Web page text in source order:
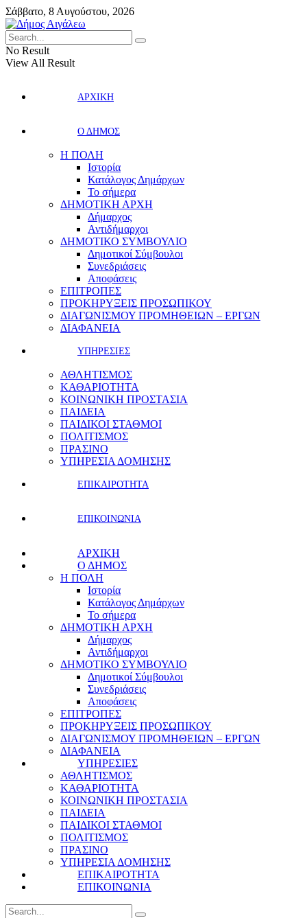
Σάββατο, 8 Αυγούστου, 2026
No Result
View All Result
ΑΡΧΙΚΗ
Ο ΔΗΜΟΣ
Η ΠΟΛΗ
Ιστορία
Κατάλογος Δημάρχων
Το σήμερα
ΔΗΜΟΤΙΚΗ ΑΡΧΗ
Δήμαρχος
Αντιδήμαρχοι
ΔΗΜΟΤΙΚΟ ΣΥΜΒΟΥΛΙΟ
Δημοτικοί Σύμβουλοι
Συνεδριάσεις
Αποφάσεις
ΕΠΙΤΡΟΠΕΣ
ΠΡΟΚΗΡΥΞΕΙΣ ΠΡΟΣΩΠΙΚΟΥ
ΔΙΑΓΩΝΙΣΜΟΥ ΠΡΟΜΗΘΕΙΩΝ – ΕΡΓΩΝ
ΔΙΑΦΑΝΕΙΑ
ΥΠΗΡΕΣΙΕΣ
ΑΘΛΗΤΙΣΜΟΣ
ΚΑΘΑΡΙΟΤΗΤΑ
ΚΟΙΝΩΝΙΚΗ ΠΡΟΣΤΑΣΙΑ
ΠΑΙΔΕΙΑ
ΠΑΙΔΙΚΟΙ ΣΤΑΘΜΟΙ
ΠΟΛΙΤΙΣΜΟΣ
ΠΡΑΣΙΝΟ
ΥΠΗΡΕΣΙΑ ΔΟΜΗΣΗΣ
ΕΠΙΚΑΙΡΟΤΗΤΑ
ΕΠΙΚΟΙΝΩΝΙΑ
ΑΡΧΙΚΗ
Ο ΔΗΜΟΣ
Η ΠΟΛΗ
Ιστορία
Κατάλογος Δημάρχων
Το σήμερα
ΔΗΜΟΤΙΚΗ ΑΡΧΗ
Δήμαρχος
Αντιδήμαρχοι
ΔΗΜΟΤΙΚΟ ΣΥΜΒΟΥΛΙΟ
Δημοτικοί Σύμβουλοι
Συνεδριάσεις
Αποφάσεις
ΕΠΙΤΡΟΠΕΣ
ΠΡΟΚΗΡΥΞΕΙΣ ΠΡΟΣΩΠΙΚΟΥ
ΔΙΑΓΩΝΙΣΜΟΥ ΠΡΟΜΗΘΕΙΩΝ – ΕΡΓΩΝ
ΔΙΑΦΑΝΕΙΑ
ΥΠΗΡΕΣΙΕΣ
ΑΘΛΗΤΙΣΜΟΣ
ΚΑΘΑΡΙΟΤΗΤΑ
ΚΟΙΝΩΝΙΚΗ ΠΡΟΣΤΑΣΙΑ
ΠΑΙΔΕΙΑ
ΠΑΙΔΙΚΟΙ ΣΤΑΘΜΟΙ
ΠΟΛΙΤΙΣΜΟΣ
ΠΡΑΣΙΝΟ
ΥΠΗΡΕΣΙΑ ΔΟΜΗΣΗΣ
ΕΠΙΚΑΙΡΟΤΗΤΑ
ΕΠΙΚΟΙΝΩΝΙΑ